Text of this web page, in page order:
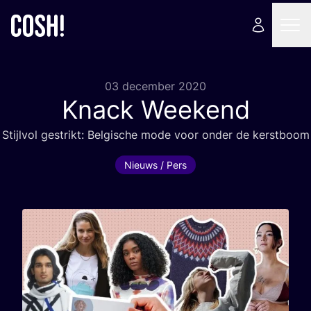
03 december 2020
Knack Weekend
Stijl­vol gestrikt: Bel­gi­sche mode voor onder de kerstboom
Nieuws / Pers